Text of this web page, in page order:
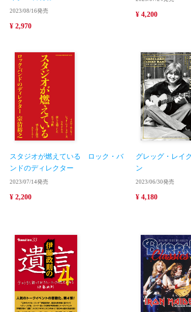
2023/08/16発売
¥ 2,970
¥ 4,200
スタジオが燃えている ロック・バ
ンドのディレクター
2023/07/14発売
¥ 2,200
グレッグ・レイ
ン
2023/06/30発売
¥ 4,180